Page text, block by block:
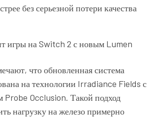
без серьезной потери качества
что обновленная система
на технологии Irradiance Fields с
Probe Occlusion. Такой подход
нагрузку на железо примерно